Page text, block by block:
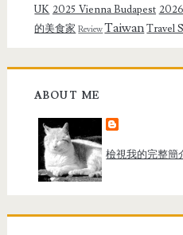
UK 2025 Vienna Budapest
的美食家 ReviewTaiwan Travel
ABOUT ME
檢視我的完整簡